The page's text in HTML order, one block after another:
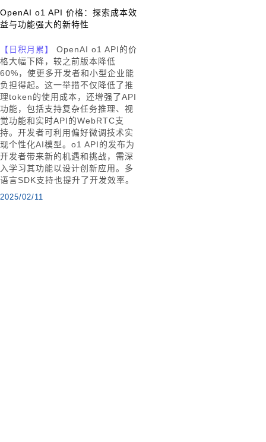
OpenAI o1 API 价格：探索成本效
益与功能强大的新特性
【日积月累】
OpenAI o1 API的价
格大幅下降，较之前版本降低
60%，使更多开发者和小型企业能
负担得起。这一举措不仅降低了推
理token的使用成本，还增强了API
功能，包括支持复杂任务推理、视
觉功能和实时API的WebRTC支
持。开发者可利用偏好微调技术实
现个性化AI模型。o1 API的发布为
开发者带来新的机遇和挑战，需深
入学习其功能以设计创新应用。多
语言SDK支持也提升了开发效率。
2025/02/11